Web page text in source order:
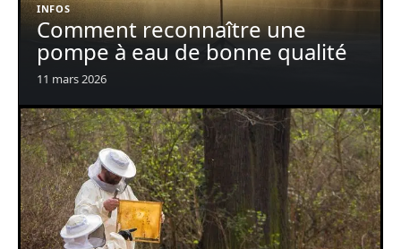
INFOS
Comment reconnaître une
pompe à eau de bonne qualité
11 mars 2026